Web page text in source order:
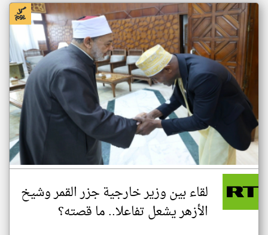
لقاء بين وزير خارجية جزر القمر وشيخ
الأزهر يشعل تفاعلا.. ما قصته؟